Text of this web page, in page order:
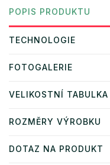
POPIS PRODUKTU
TECHNOLOGIE
FOTOGALERIE
VELIKOSTNÍ TABULKA
ROZMĚRY VÝROBKU
DOTAZ NA PRODUKT